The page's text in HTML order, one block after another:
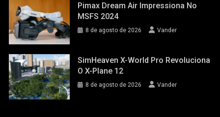
Pimax Dream Air Impressiona No
MSFS 2024
8 de agosto de 2026 Vander
SimHeaven X-World Pro Revoluciona
O X-Plane 12
8 de agosto de 2026 Vander